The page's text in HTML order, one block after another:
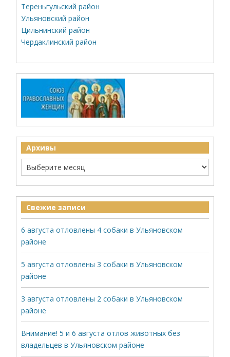
Тереньгульский район
Ульяновский район
Цильнинский район
Чердаклинский район
Архивы
Свежие записи
6 августа отловлены 4 собаки в Ульяновском
районе
5 августа отловлены 3 собаки в Ульяновском
районе
3 августа отловлены 2 собаки в Ульяновском
районе
Внимание! 5 и 6 августа отлов животных без
владельцев в Ульяновском районе